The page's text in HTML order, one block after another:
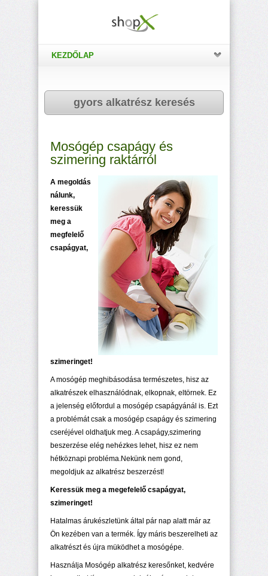
KEZDŐLAP
gyors alkatrész keresés
Mosógép csapágy és
szimering raktárról
A megoldás
nálunk,
keressük
meg a
megfelelő
csapágyat,
szimeringet!
A mosógép meghibásodása természetes, hisz az
alkatrészek elhasználódnak, elkopnak, eltörnek. Ez
a jelenség előfordul a mosógép csapágyánál is. Ezt
a problémát csak a mosógép csapágy és szimering
cseréjével oldhatjuk meg. A csapágy,szimering
beszerzése elég nehézkes lehet, hisz ez nem
hétköznapi probléma.Nekünk nem gond,
megoldjuk az alkatrész beszerzést!
Keressük meg a megefelelő csapágyat,
szimeringet!
Hatalmas árukészletünk által pár nap alatt már az
Ön kezében van a termék. Így máris beszerelheti az
alkatrészt és újra müködhet a mosógépe.
Használja Mosógép alkatrész keresőnket, kedvére